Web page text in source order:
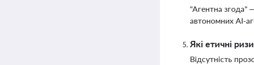
"Агентна згода"
автономних AI-
Які етичні
Відсутність